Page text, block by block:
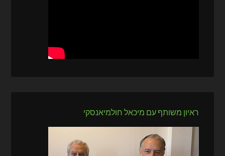
ראיון משותף עם מיכאל חולמיאנסקי